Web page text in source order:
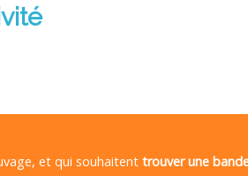
et qui souhaitent trouver une